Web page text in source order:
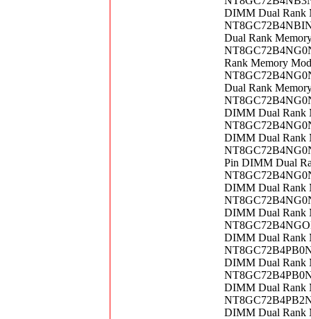
DIMM Dual Rank
Dual Rank
Rank Memory
Dual Rank
DIMM Dual Rank
DIMM Dual Rank
Pin DIMM Dual
DIMM Dual Rank
DIMM Dual Rank
DIMM Dual Rank
DIMM Dual Rank
DIMM Dual Rank
DIMM Dual Rank